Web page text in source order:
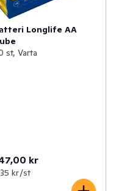
Longlife AA
st, Varta
kr
kr /st